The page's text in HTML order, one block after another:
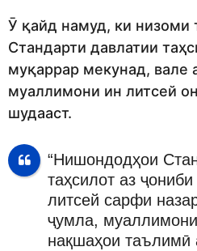
Ӯ қайд намуд, ки низоми
Стандарти давлатии
муқаррар мекунад, вале
муаллимони ин литсей
шудааст.
“Нишондодҳои
таҳсилот аз
литсей сарфи
ҷумла,
нақшаҳои